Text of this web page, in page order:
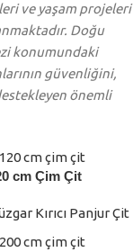
ve yaşam projeleri
Doğu
konumundaki
güvenliğini,
önemli
cm Çim Çit
Kırıcı Panjur Çit